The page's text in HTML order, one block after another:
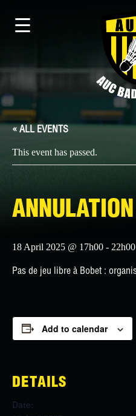
« ALL EVENTS
This event has passed.
18 April 2025 @ 17h00 - 22h00
Pas de jeu libre à Bobet :
Add to calendar
DETAILS
Date: